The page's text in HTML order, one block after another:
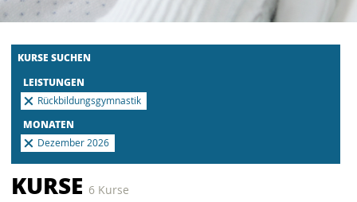
KURSE SUCHEN
LEISTUNGEN
Rückbildungsgymnastik
MONATEN
Dezember 2026
KURSE 6 Kurse